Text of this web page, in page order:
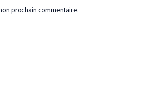
prochain commentaire.